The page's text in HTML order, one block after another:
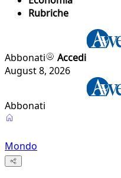
Rubriche
Abbonati
Accedi
August 8, 2026
Abbonati
Mondo